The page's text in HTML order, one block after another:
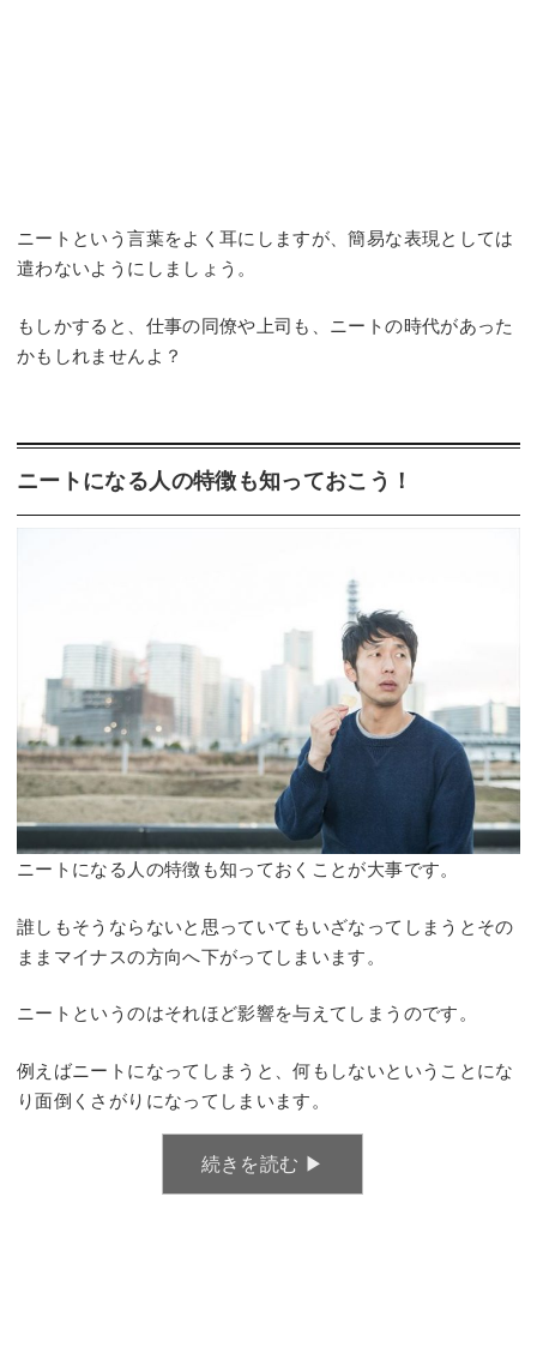
ニートという言葉をよく耳にしますが、簡易な表現としては
遣わないようにしましょう。
もしかすると、仕事の同僚や上司も、ニートの時代があった
かもしれませんよ？
ニートになる人の特徴も知っておこう！
ニートになる人の特徴も知っておくことが大事です。
誰しもそうならないと思っていてもいざなってしまうとその
ままマイナスの方向へ下がってしまいます。
ニートというのはそれほど影響を与えてしまうのです。
例えばニートになってしまうと、何もしないということにな
り面倒くさがりになってしまいます。
続きを読む ▶︎